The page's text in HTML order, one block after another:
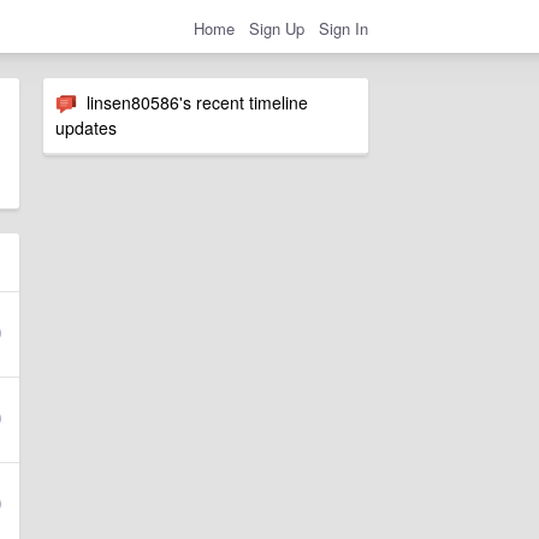
Home Sign Up Sign In
linsen80586's recent timeline
updates